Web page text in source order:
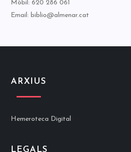
Mòbil: 620 286 061
Email: biblio@almenar.cat
ARXIUS
Hemeroteca Digital
LEGALS